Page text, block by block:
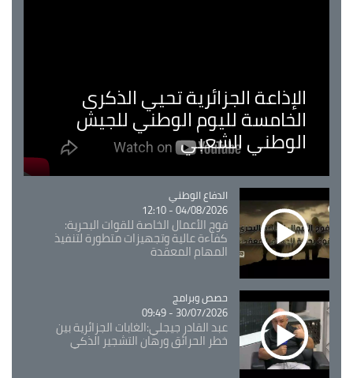
الإذاعة الجزائرية تحيي الذكرى
الخامسة لليوم الوطني للجيش
الوطني الشعبي
Catégorie
الدفاع الوطني
04/08/2026 - 12:10
فوج الأعمال الخاصة للقوات البحرية:
كفاءة عالية وتجهيزات متطورة لتنفيذ
المهام المعقدة
Catégorie
حصص وبرامج
30/07/2026 - 09:49
عبد القادر جيجلي:الغابات الجزائرية بين
خطر الحرائق ورهان التشجير الذكي